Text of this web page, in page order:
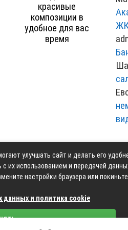
красивые
композиции в
удобное для вас
время
ЖК
Контакты Карта
улучшать сайт и делать его
их использованием и передачей
настройки браузера или покиньте
данных и политика cookie